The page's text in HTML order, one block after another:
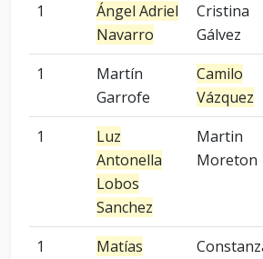
1
Ángel Adriel
Navarro
Cristina
Gálvez
1
Martín
Garrofe
Camilo
Vázquez
1
Luz
Antonella
Lobos
Sanchez
Martin
Moreton
1
Matías